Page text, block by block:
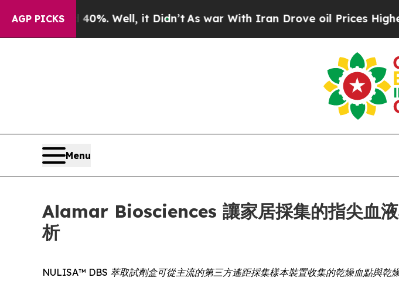
AGP PICKS
40%. Well, it Didn’tAs war With Iran Drove oil Prices Higher,
Menu
Alamar Biosciences 讓家居採集的指尖血
析
NULISA™ DBS 萃取試劑盒可從主流的第三方遙距採集樣本裝置收集的乾燥血點與乾